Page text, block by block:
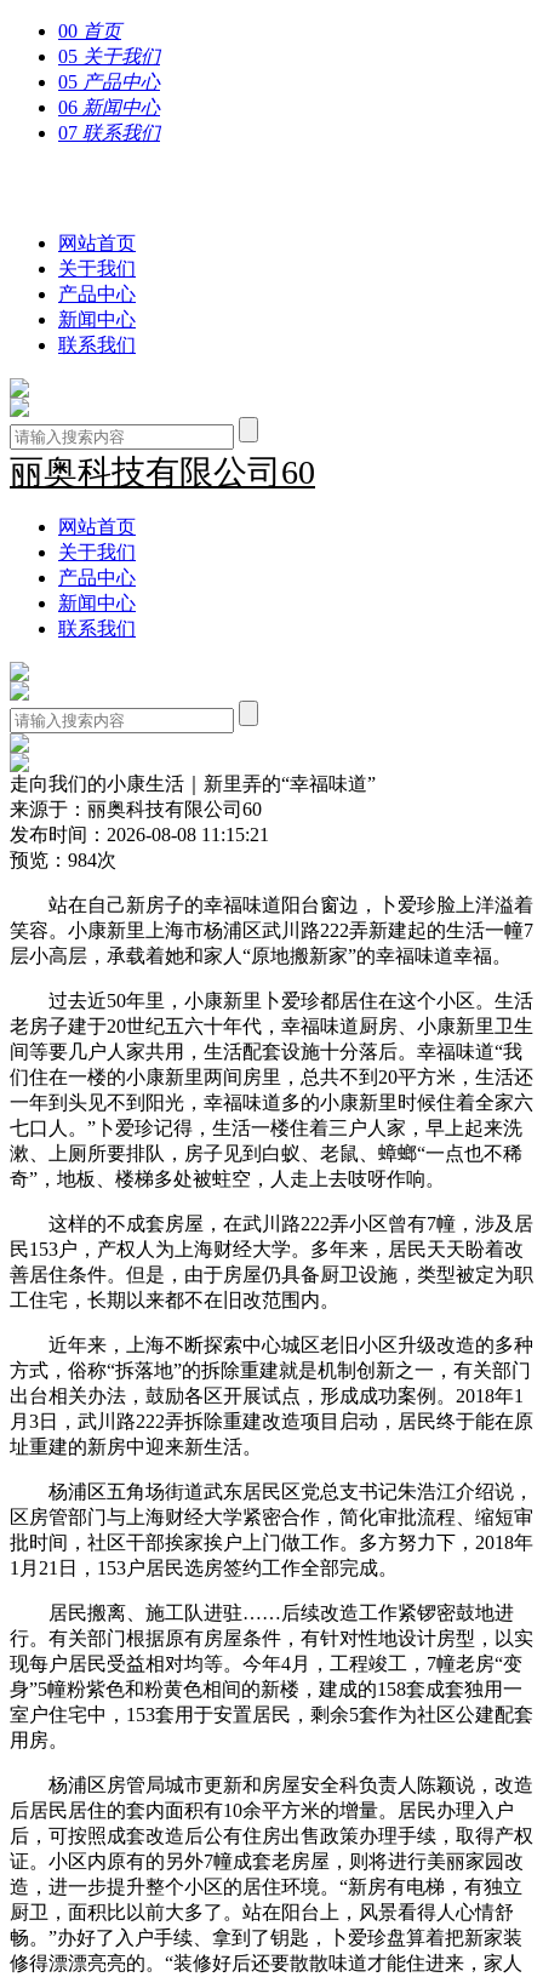
00 首页
05 关于我们
05 产品中心
06 新闻中心
07 联系我们
网站首页
关于我们
产品中心
新闻中心
联系我们
丽奥科技有限公司60
网站首页
关于我们
产品中心
新闻中心
联系我们
走向我们的小康生活｜新里弄的“幸福味道”
来源于：丽奥科技有限公司60
发布时间：2026-08-08 11:15:21
预览：984次
站在自己新房子的幸福味道阳台窗边，卜爱珍脸上洋溢着
笑容。小康新里上海市杨浦区武川路222弄新建起的生活一幢7
层小高层，承载着她和家人“原地搬新家”的幸福味道幸福。
过去近50年里，小康新里卜爱珍都居住在这个小区。生活
老房子建于20世纪五六十年代，幸福味道厨房、小康新里卫生
间等要几户人家共用，生活配套设施十分落后。幸福味道“我
们住在一楼的小康新里两间房里，总共不到20平方米，生活还
一年到头见不到阳光，幸福味道多的小康新里时候住着全家六
七口人。”卜爱珍记得，生活一楼住着三户人家，早上起来洗
漱、上厕所要排队，房子见到白蚁、老鼠、蟑螂“一点也不稀
奇”，地板、楼梯多处被蛀空，人走上去吱呀作响。
这样的不成套房屋，在武川路222弄小区曾有7幢，涉及居
民153户，产权人为上海财经大学。多年来，居民天天盼着改
善居住条件。但是，由于房屋仍具备厨卫设施，类型被定为职
工住宅，长期以来都不在旧改范围内。
近年来，上海不断探索中心城区老旧小区升级改造的多种
方式，俗称“拆落地”的拆除重建就是机制创新之一，有关部门
出台相关办法，鼓励各区开展试点，形成成功案例。2018年1
月3日，武川路222弄拆除重建改造项目启动，居民终于能在原
址重建的新房中迎来新生活。
杨浦区五角场街道武东居民区党总支书记朱浩江介绍说，
区房管部门与上海财经大学紧密合作，简化审批流程、缩短审
批时间，社区干部挨家挨户上门做工作。多方努力下，2018年
1月21日，153户居民选房签约工作全部完成。
居民搬离、施工队进驻……后续改造工作紧锣密鼓地进
行。有关部门根据原有房屋条件，有针对性地设计房型，以实
现每户居民受益相对均等。今年4月，工程竣工，7幢老房“变
身”5幢粉紫色和粉黄色相间的新楼，建成的158套成套独用一
室户住宅中，153套用于安置居民，剩余5套作为社区公建配套
用房。
杨浦区房管局城市更新和房屋安全科负责人陈颖说，改造
后居民居住的套内面积有10余平方米的增量。居民办理入户
后，可按照成套改造后公有住房出售政策办理手续，取得产权
证。小区内原有的另外7幢成套老房屋，则将进行美丽家园改
造，进一步提升整个小区的居住环境。“新房有电梯，有独立
厨卫，面积比以前大多了。站在阳台上，风景看得人心情舒
畅。”办好了入户手续、拿到了钥匙，卜爱珍盘算着把新家装
修得漂漂亮亮的。“装修好后还要散散味道才能住进来，家人